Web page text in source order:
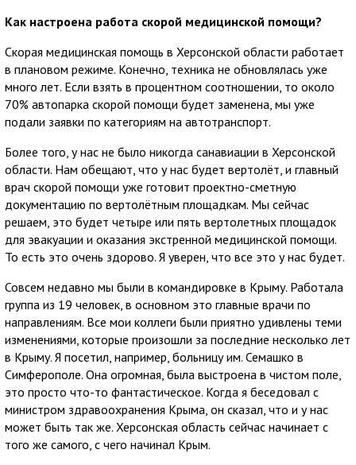
Как настроена работа скорой медицинской помощи?
Скорая медицинская помощь в Херсонской области работает
в плановом режиме. Конечно, техника не обновлялась уже
много лет. Если взять в процентном соотношении, то около
70% автопарка скорой помощи будет заменена, мы уже
подали заявки по категориям на автотранспорт.
Более того, у нас не было никогда санавиации в Херсонской
области. Нам обещают, что у нас будет вертолёт, и главный
врач скорой помощи уже готовит проектно-сметную
документацию по вертолётным площадкам. Мы сейчас
решаем, это будет четыре или пять вертолетных площадок
для эвакуации и оказания экстренной медицинской помощи.
То есть это очень здорово. Я уверен, что все это у нас будет.
Совсем недавно мы были в командировке в Крыму. Работала
группа из 19 человек, в основном это главные врачи по
направлениям. Все мои коллеги были приятно удивлены теми
изменениями, которые произошли за последние несколько лет
в Крыму. Я посетил, например, больницу им. Семашко в
Симферополе. Она огромная, была выстроена в чистом поле,
это просто что-то фантастическое. Когда я беседовал с
министром здравоохранения Крыма, он сказал, что и у нас
может быть так же. Херсонская область сейчас начинает с
того же самого, с чего начинал Крым.